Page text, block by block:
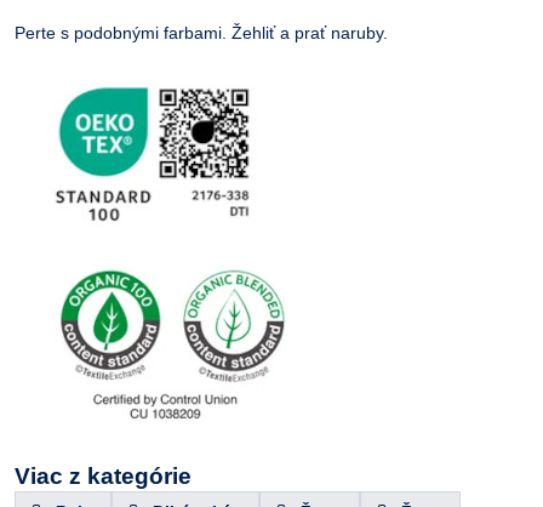
Perte s podobnými farbami. Žehliť a prať naruby.
Viac z kategórie